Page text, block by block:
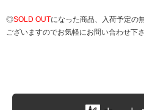
◎SOLD OUTになった商品、入荷予定の
ございますのでお気軽にお問い合わせ下さ